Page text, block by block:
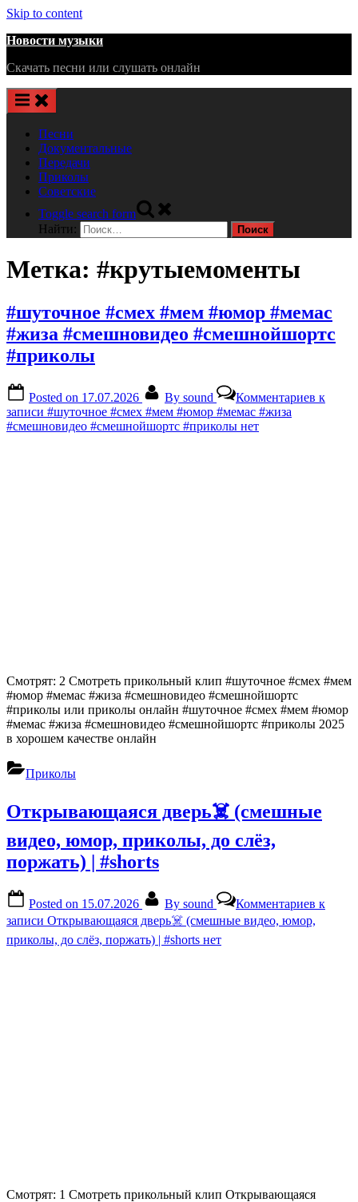
Skip to content
Новости музыки
Скачать песни или слушать онлайн
Песни
Документальные
Передачи
Приколы
Советские
Toggle search form
Найти:
Метка: #крутыемоменты
#шуточное #смех #мем #юмор #мемас
#жиза #смешновидео #смешнойшортс
#приколы
Posted on 17.07.2026 By sound Комментариев к
записи #шуточное #смех #мем #юмор #мемас #жиза
#смешновидео #смешнойшортс #приколы нет
Смотрят: 2 Смотреть прикольный клип #шуточное #смех #мем
#юмор #мемас #жиза #смешновидео #смешнойшортс
#приколы или приколы онлайн #шуточное #смех #мем #юмор
#мемас #жиза #смешновидео #смешнойшортс #приколы 2025
в хорошем качестве онлайн
Приколы
Открывающаяся дверь☠️ (смешные
видео, юмор, приколы, до слёз,
поржать) | #shorts
Posted on 15.07.2026 By sound Комментариев к
записи Открывающаяся дверь☠️ (смешные видео, юмор,
приколы, до слёз, поржать) | #shorts нет
Смотрят: 1 Смотреть прикольный клип Открывающаяся